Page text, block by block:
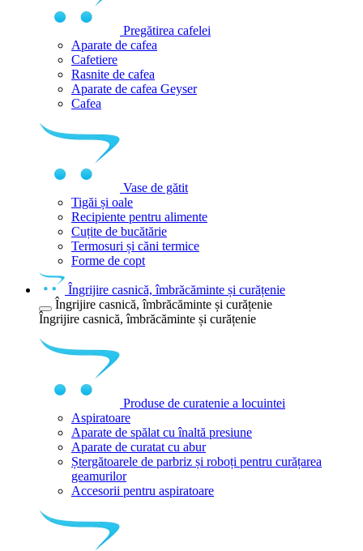
Pregătirea cafelei
Aparate de cafea
Cafetiere
Rasnite de cafea
Aparate de cafea Geyser
Cafea
Vase de gătit
Tigăi și oale
Recipiente pentru alimente
Cuțite de bucătărie
Termosuri și căni termice
Forme de copt
Îngrijire casnică, îmbrăcăminte și curățenie
Îngrijire casnică, îmbrăcăminte și curățenie
Îngrijire casnică, îmbrăcăminte și curățenie
Produse de curatenie a locuintei
Aspiratoare
Aparate de spălat cu înaltă presiune
Aparate de curatat cu abur
Ștergătoarele de parbriz și roboți pentru curățarea
geamurilor
Accesorii pentru aspiratoare